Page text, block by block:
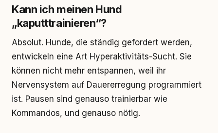
Kann ich meinen Hund
„kaputttrainieren“?
Absolut. Hunde, die ständig gefordert werden,
entwickeln eine Art Hyperaktivitäts-Sucht. Sie
können nicht mehr entspannen, weil ihr
Nervensystem auf Dauererregung programmiert
ist. Pausen sind genauso trainierbar wie
Kommandos, und genauso nötig.